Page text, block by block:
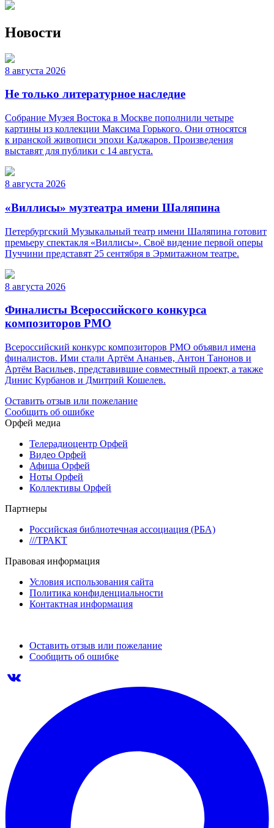
Новости
8 августа 2026
Не только литературное наследие
Собрание Музея Востока в Москве пополнили четыре
картины из коллекции Максима Горького. Они относятся
к иранской живописи эпохи Каджаров. Произведения
выставят для публики с 14 августа.
8 августа 2026
«Виллисы» музтеатра имени Шаляпина
Петербургский Музыкальный театр имени Шаляпина готовит
премьеру спектакля «Виллисы». Своё видение первой оперы
Пуччини представят 25 сентября в Эрмитажном театре.
8 августа 2026
Финалисты Всероссийского конкурса
композиторов РМО
Всероссийский конкурс композиторов РМО объявил имена
финалистов. Ими стали Артём Ананьев, Антон Танонов и
Артём Васильев, представившие совместный проект, а также
Динис Курбанов и Дмитрий Кошелев.
Оставить отзыв или пожелание
Сообщить об ошибке
Орфей медиа
Телерадиоцентр Орфей
Видео Орфей
Афиша Орфей
Ноты Орфей
Коллективы Орфей
Партнеры
Российская библиотечная ассоциация (РБА)
///ТРАКТ
Правовая информация
Условия использования сайта
Политика конфиденциальности
Контактная информация
Оставить отзыв или пожелание
Сообщить об ошибке